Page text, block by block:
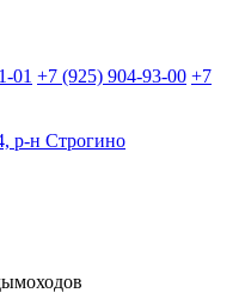
01 +7 (925) 904-93-00 +7
р-н Строгино